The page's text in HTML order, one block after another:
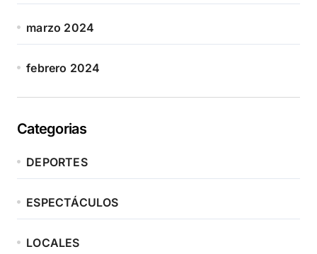
marzo 2024
febrero 2024
Categorias
DEPORTES
ESPECTÁCULOS
LOCALES